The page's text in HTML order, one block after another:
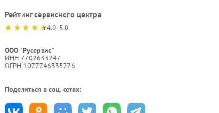
Рейтинг сервисного центра
4.9-5.0
ООО "Русервис"
ИНН 7702633247
ОГРН 1077746335776
Поделиться в соц. сетях: